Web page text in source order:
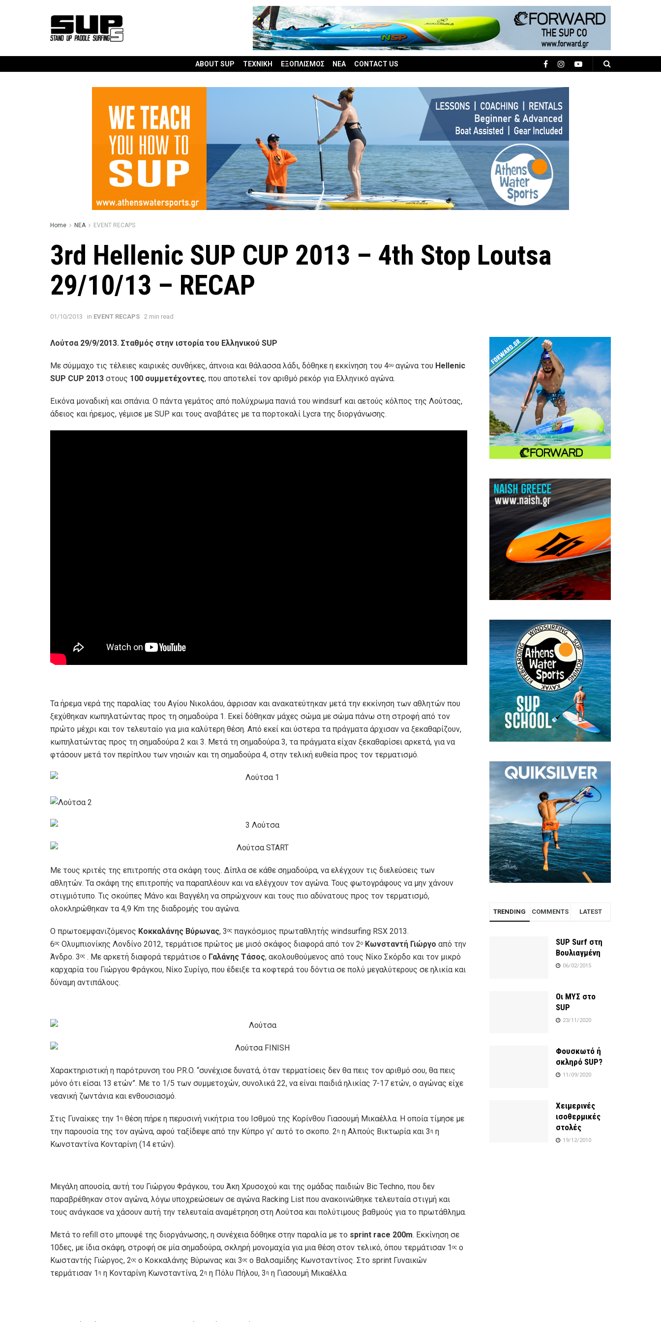
ABOUT SUP ΤΕΧΝΙΚΗ ΕΞΟΠΛΙΣΜΟΣ ΝΕΑ CONTACT US
Home ΝΕΑ EVENT RECAPS
3rd Hellenic SUP CUP 2013 – 4th Stop Loutsa
29/10/13 – RECAP
01/10/2013 in EVENT RECAPS 2 min read
Λούτσα 29/9/2013. Σταθμός στην ιστορία του Ελληνικού SUP
Με σύμμαχο τις τέλειες καιρικές συνθήκες, άπνοια και θάλασσα λάδι, δόθηκε η εκκίνηση του 4ου αγώνα του Hellenic
SUP CUP 2013 στους 100 συμμετέχοντες, που αποτελεί τον αριθμό ρεκόρ για Ελληνικό αγώνα.
Εικόνα μοναδική και σπάνια. Ο πάντα γεμάτος από πολύχρωμα πανιά του windsurf και αετούς κόλπος της Λούτσας,
άδειος και ήρεμος, γέμισε με SUP και τους αναβάτες με τα πορτοκαλί Lycra της διοργάνωσης.
Τα ήρεμα νερά της παραλίας του Αγίου Νικολάου, άφρισαν και ανακατεύτηκαν μετά την εκκίνηση των αθλητών που
ξεχύθηκαν κωπηλατώντας προς τη σημαδούρα 1. Εκεί δόθηκαν μάχες σώμα με σώμα πάνω στη στροφή από τον
πρώτο μέχρι και τον τελευταίο για μια καλύτερη θέση. Από εκεί και ύστερα τα πράγματα άρχισαν να ξεκαθαρίζουν,
κωπηλατώντας προς τη σημαδούρα 2 και 3. Μετά τη σημαδούρα 3, τα πράγματα είχαν ξεκαθαρίσει αρκετά, για να
φτάσουν μετά τον περίπλου των νησιών και τη σημαδούρα 4, στην τελική ευθεία προς τον τερματισμό.
Με τους κριτές της επιτροπής στα σκάφη τους. Δίπλα σε κάθε σημαδούρα, να ελέγχουν τις διελεύσεις των
αθλητών. Τα σκάφη της επιτροπής να παραπλέουν και να ελέγχουν τον αγώνα. Τους φωτογράφους να μην χάνουν
στιγμιότυπο. Τις σκούπες Μάνο και Βαγγέλη να σπρώχνουν και τους πιο αδύνατους προς τον τερματισμό,
ολοκληρώθηκαν τα 4,9 Κm της διαδρομής του αγώνα.
Ο πρωτοεμφανιζόμενος Κοκκαλάνης Βύρωνας, 3ος παγκόσμιος πρωταθλητής windsurfing RSX 2013.
6ος Ολυμπιονίκης Λονδίνο 2012, τερμάτισε πρώτος με μισό σκάφος διαφορά από τον 2ο Κωνσταντή Γιώργο από την
Άνδρο. 3ος . Με αρκετή διαφορά τερμάτισε ο Γαλάνης Τάσος, ακολουθούμενος από τους Νίκο Σκόρδο και τον μικρό
καρχαρία του Γιώργου Φράγκου, Νίκο Συρίγο, που έδειξε τα κοφτερά του δόντια σε πολύ μεγαλύτερους σε ηλικία και
δύναμη αντιπάλους.
Χαρακτηριστική η παρότρυνση του P.R.O. “συνέχισε δυνατά, όταν τερματίσεις δεν θα πεις τον αριθμό σου, θα πεις
μόνο ότι είσαι 13 ετών”. Με το 1/5 των συμμετοχών, συνολικά 22, να είναι παιδιά ηλικίας 7-17 ετών, ο αγώνας είχε
νεανική ζωντάνια και ενθουσιασμό.
Στις Γυναίκες την 1 η θέση πήρε η περυσινή νικήτρια του Ισθμού της Κορίνθου Γιασουμή Μικαέλλα. Η οποία τίμησε με
την παρουσία της τον αγώνα, αφού ταξίδεψε από την Κύπρο γι’ αυτό το σκοπο. 2η η Αλπούς Βικτωρία και 3 η η
Κωνσταντίνα Κονταρίνη (14 ετών).
Μεγάλη απουσία, αυτή του Γιώργου Φράγκου, του Άκη Χρυσοχού και της ομάδας παιδιών Bic Techno, που δεν
παραβρέθηκαν στον αγώνα, λόγω υποχρεώσεων σε αγώνα Racking List που ανακοινώθηκε τελευταία στιγμή και
τους ανάγκασε να χάσουν αυτή την τελευταία αναμέτρηση στη Λούτσα και πολύτιμους βαθμούς για το πρωτάθλημα.
Μετά το refill στο μπουφέ της διοργάνωσης, η συνέχεια δόθηκε στην παραλία με το sprint race 200m. Εκκίνηση σε
10δες, με ίδια σκάφη, στροφή σε μία σημαδούρα, σκληρή μονομαχία για μια θέση στον τελικό, όπου τερμάτισαν 1 ος ο
Κωσταντής Γιώργος, 2ος ο Κοκκαλάνης Βύρωνας και 3ος ο Βαλσαμίδης Κωνσταντίνος. Στο sprint Γυναικών
τερμάτισαν 1 η η Κονταρίνη Κωνσταντίνα, 2η η Πόλυ Πήλου, 3 η η Γιασουμή Μικαέλλα.
TRENDING COMMENTS LATEST
SUP Surf στη
Βουλιαγμένη
06/02/2015
Οι ΜΥΣ στο
SUP
23/11/2020
Φουσκωτό ή
σκληρό SUP?
11/09/2020
Χειμερινές
ισοθερμικές
στολές
19/12/2010